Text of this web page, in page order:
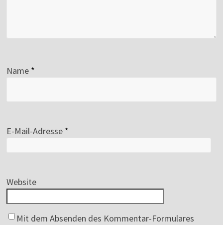
Name *
E-Mail-Adresse *
Website
Mit dem Absenden des Kommentar-Formulares